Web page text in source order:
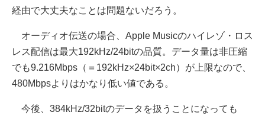
経由で大丈夫なことは問題ないだろう。
オーディオ伝送の場合、Apple Musicのハイレゾ・ロス
レス配信は最大192kHz/24bitの品質。データ量は非圧縮
でも9.216Mbps（＝192kHz×24bit×2ch）が上限なので、
480Mbpsよりはかなり低い値である。
今後、384kHz/32bitのデータを扱うことになっても